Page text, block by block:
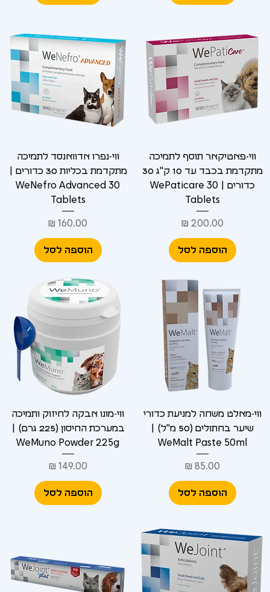
ווי-פאטיקאר תוסף לתמיכה
מתקדמת בכבד עד 10 ק"ג 30
כדורים | WePaticare 30
Tablets
מחיר
הוספה לסל
ווי-נפרו אדוואנסד לתמיכה
מתקדמת בכליות 30 כדורים |
WeNefro Advanced 30
Tablets
מחיר
הוספה לסל
ווי-מאלט משחה למניעת כדורי
שיער בחתולים (50 מ"ל) |
WeMalt Paste 50ml
מחיר
הוספה לסל
ווי-מונו אבקה לחיזוק ותמיכה
במערכת החיסון (225 גרם) |
WeMuno Powder 225g
מחיר
הוספה לסל